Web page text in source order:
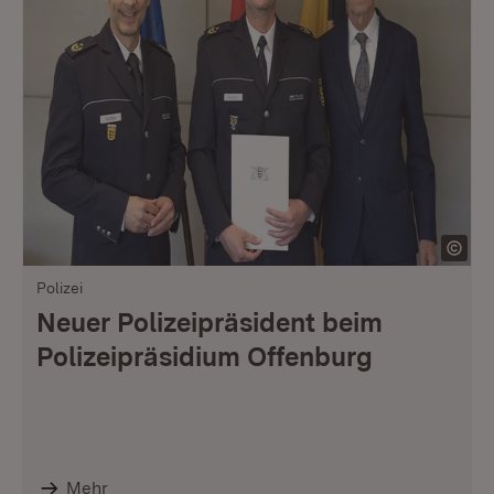
Polizei
Neuer Polizeipräsident beim
Polizeipräsidium Offenburg
Mehr